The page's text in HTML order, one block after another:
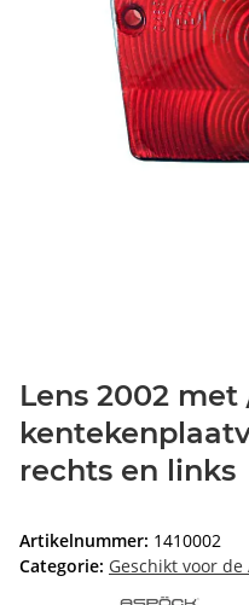
Lens 2002
rechts en links
Artikelnummer: 1410002
Categorie: Geschikt voor